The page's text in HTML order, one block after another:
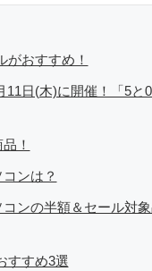
おすすめ！
11日(木)に開催！「5と
！
ンは？
ンの半額＆セール対
すすめ3選